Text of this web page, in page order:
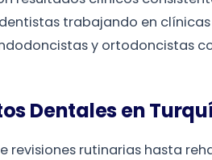
trabajando en
y ortodoncistas
Dentales en
revisiones rutinarias hasta